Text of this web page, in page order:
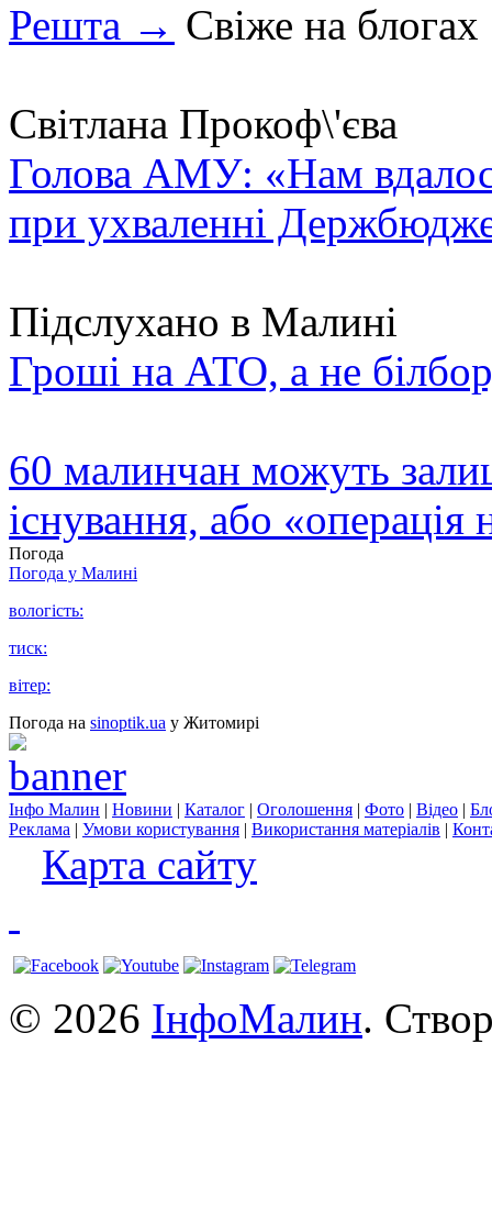
Решта → Свіже на блогах
Світлана Прокоф\'єва
Голова АМУ: «Нам
при ухваленні
Підслухано в Малині
Гроші на АТО, а не
60 малинчан можуть
існування, або «операція
Погода
Погода у Малині
вологість:
тиск:
вітер:
Погода на sinoptik.ua у Житомирі
Інфо Малин | Новини | Каталог | Оголошення | Фото | Відео |
Реклама | Умови користування | Використання матеріалів |
Карта сайту
© 2026 ІнфоМалин.